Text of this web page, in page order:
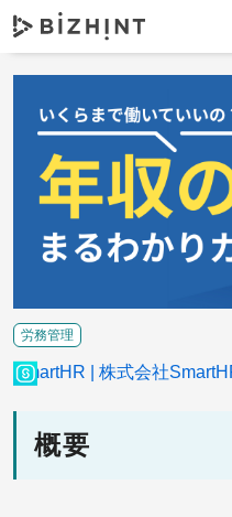
概要
労務管理
SmartHR 株式会社